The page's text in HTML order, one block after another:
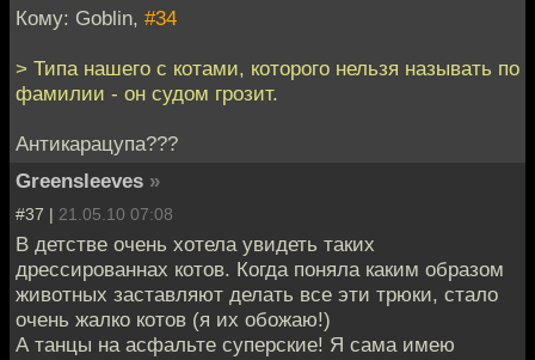
Кому: Goblin, #34
> Типа нашего с котами, которого нельзя называть по
фамилии - он судом грозит.
Антикарацупа???
Greensleeves »
#37 | 21.05.10 07:08
В детстве очень хотела увидеть таких
дрессированнах котов. Когда поняла каким образом
животных заставляют делать все эти трюки, стало
очень жалко котов (я их обожаю!)
А танцы на асфальте суперские! Я сама имею